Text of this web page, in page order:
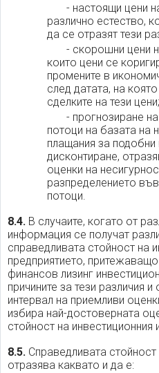
- настоящи цени
различно естество,
да се отразят тези
- скорошни цени
които цени се
промените в
след датата, на
сделките на тези цени;
- прогнозиране
потоци на базата на
плащания за
дисконтиране,
оценки на
разпределението
потоци.
8.4. В случаите, когато от
информация се получат
справедливата стойност на
предприятието,
финансов лизинг
причините за тези различия
интервал на приемливи
избира най-достоверната
стойност на инвестиционния
8.5. Справедливата
отразява каквато и да е: